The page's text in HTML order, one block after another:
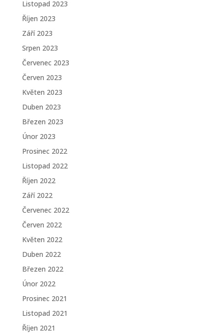
Listopad 2023
Říjen 2023
Září 2023
Srpen 2023
Červenec 2023
Červen 2023
Květen 2023
Duben 2023
Březen 2023
Únor 2023
Prosinec 2022
Listopad 2022
Říjen 2022
Září 2022
Červenec 2022
Červen 2022
Květen 2022
Duben 2022
Březen 2022
Únor 2022
Prosinec 2021
Listopad 2021
Říjen 2021